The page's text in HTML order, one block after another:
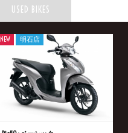
USED BIKES
NEW 明石店